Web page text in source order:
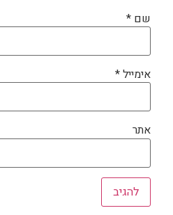
שם *
אימייל*
אתר